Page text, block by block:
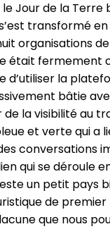
le Jour de la Terre
transformé en
organisations
était fermement
d’utiliser la
bâtie
la visibilité au
et verte qui a
conversations
qui se déroule
un petit pays
de premier
que nous